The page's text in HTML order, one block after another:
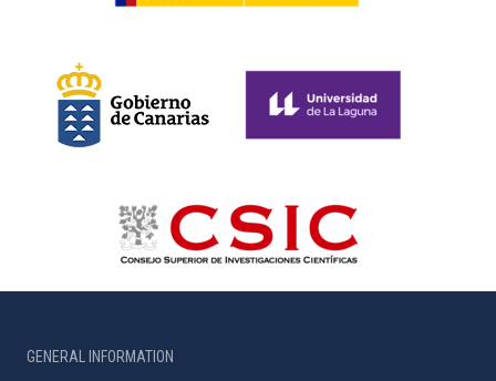
GENERAL INFORMATION